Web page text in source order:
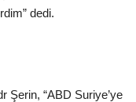
dedi.
Şerin, “ABD Suriye’ye